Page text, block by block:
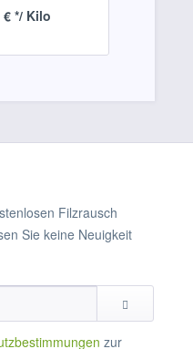
€ */ Kilo
Filzrausch
Sie keine Neuigkeit
zur